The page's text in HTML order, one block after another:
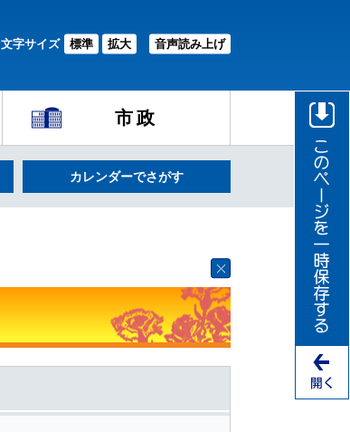
文字サイズ 標準 拡大 音声読み上げ
市政
カレンダーでさがす